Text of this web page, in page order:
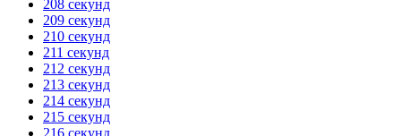
208 секунд
209 секунд
210 секунд
211 секунд
212 секунд
213 секунд
214 секунд
215 секунд